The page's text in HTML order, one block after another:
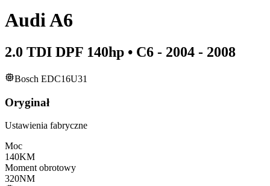
AudiA6
2.0 TDI DPF 140hp • C6 - 2004 - 2008
Bosch EDC16U31
Oryginał
Ustawienia fabryczne
Moc
140KM
Moment obrotowy
320NM